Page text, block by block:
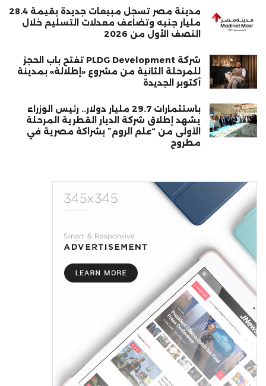
مدينة مصر تسجل مبيعات جديدة بقيمة 28.4
مليار جنيه وتضاعف معدلات التسليم خلال
النصف الأول من 2026
شركة PLDG Development تفتح باب الحجز
للمرحلة الثانية من مشروع «إطلالة» بمدينة
أكتوبر الجديدة
باستثمارات 29.7 مليار دولار.. رئيس الوزراء
يشهد إطلاق شركة الديار القطرية المرحلة
الأولى من “علم الروم” بشراكة مصرية في
مطروح